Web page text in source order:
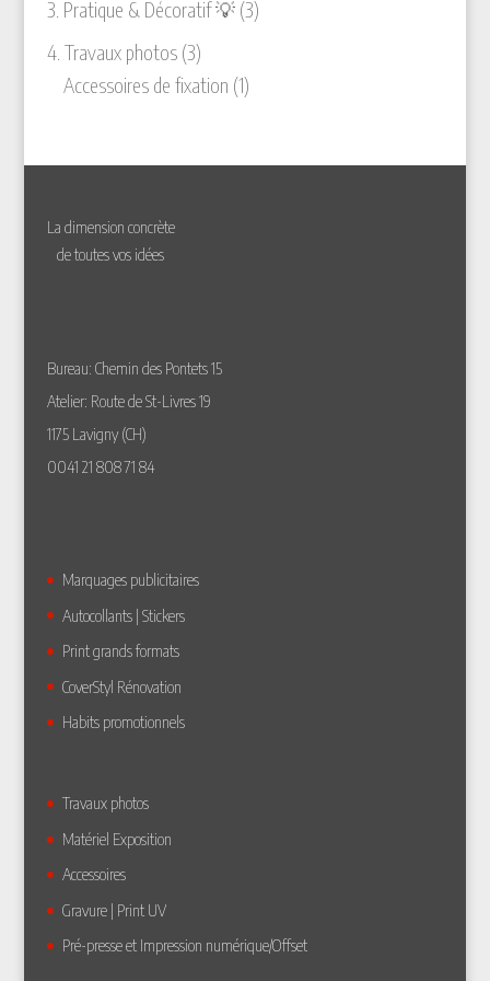
3. Pratique & Décoratif 💡 33
4. Travaux photos 33
produits
Accessoires de fixation 11
La dimension concrète
de toutes vos idées
Bureau: Chemin des Pontets 15
Atelier: Route de St-Livres 19
1175 Lavigny (CH)
0041 21 808 71 84
Marquages publicitaires
Autocollants | Stickers
Print grands formats
CoverStyl Rénovation
Habits promotionnels
Travaux photos
Matériel Exposition
Accessoires
Gravure | Print UV
Pré-presse et Impression numérique/Offset